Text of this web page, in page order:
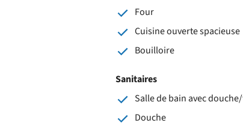
Four
Cuisine ouverte spacieuse
Bouilloire
Sanitaires
Salle de bain avec
Douche